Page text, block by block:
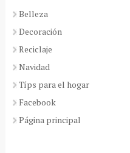
Belleza
Decoración
Reciclaje
Navidad
Típs para el hogar
Facebook
Página principal